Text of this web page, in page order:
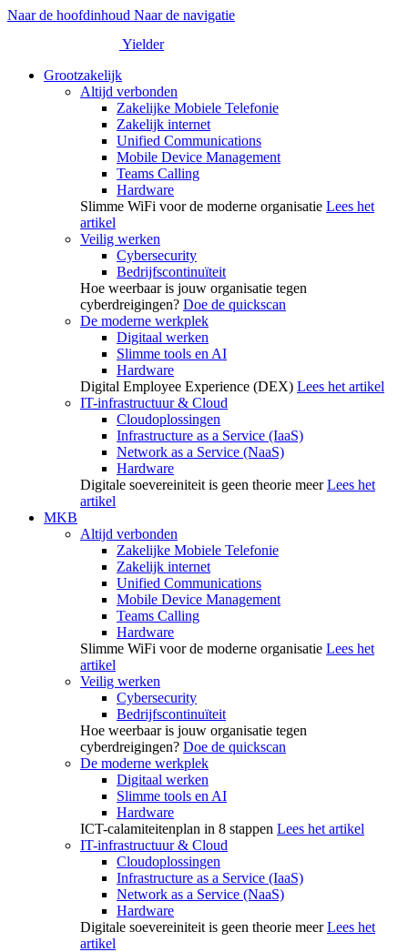
Naar de hoofdinhoud Naar de navigatie
Yielder
Grootzakelijk
Altijd verbonden
Zakelijke Mobiele Telefonie
Zakelijk internet
Unified Communications
Mobile Device Management
Teams Calling
Hardware
Slimme WiFi voor de moderne organisatie Lees het
artikel
Veilig werken
Cybersecurity
Bedrijfscontinuïteit
Hoe weerbaar is jouw organisatie tegen
cyberdreigingen? Doe de quickscan
De moderne werkplek
Digitaal werken
Slimme tools en AI
Hardware
Digital Employee Experience (DEX) Lees het artikel
IT-infrastructuur & Cloud
Cloudoplossingen
Infrastructure as a Service (IaaS)
Network as a Service (NaaS)
Hardware
Digitale soevereiniteit is geen theorie meer Lees het
artikel
MKB
Altijd verbonden
Zakelijke Mobiele Telefonie
Zakelijk internet
Unified Communications
Mobile Device Management
Teams Calling
Hardware
Slimme WiFi voor de moderne organisatie Lees het
artikel
Veilig werken
Cybersecurity
Bedrijfscontinuïteit
Hoe weerbaar is jouw organisatie tegen
cyberdreigingen? Doe de quickscan
De moderne werkplek
Digitaal werken
Slimme tools en AI
Hardware
ICT-calamiteitenplan in 8 stappen Lees het artikel
IT-infrastructuur & Cloud
Cloudoplossingen
Infrastructure as a Service (IaaS)
Network as a Service (NaaS)
Hardware
Digitale soevereiniteit is geen theorie meer Lees het
artikel